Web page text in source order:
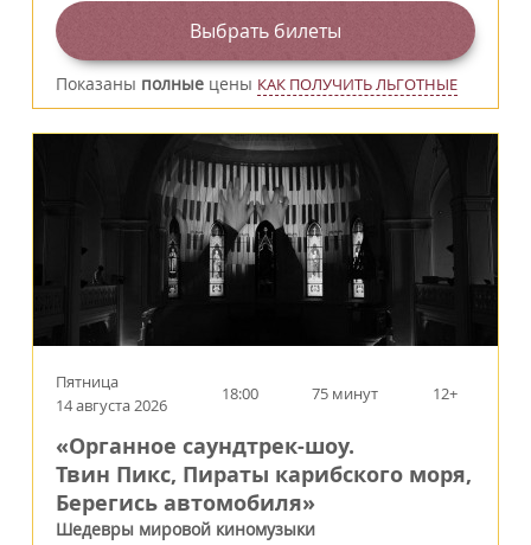
Выбрать билеты
Показаны полные цены КАК ПОЛУЧИТЬ ЛЬГОТНЫЕ
Пятница
14 августа 2026
18:00 75 минут 12+
«Органное саундтрек-шоу.
Твин Пикс, Пираты карибского моря,
Берегись автомобиля»
Шедевры мировой киномузыки